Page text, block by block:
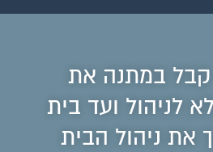
קבל במתנה את
לניהול ועד בית
את ניהול הבית